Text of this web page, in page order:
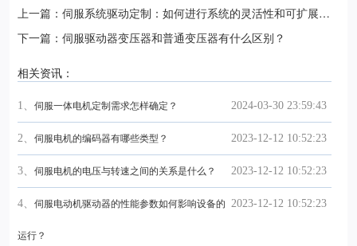
上一篇：伺服系统驱动定制：如何进行系统的灵活性和可扩展性
下一篇：伺服驱动器变压器和普通变压器有什么区别？
相关资讯：
2024-03-30 23:59:43
1、 伺服一体电机定制需求怎样确定？
2023-12-12 10:52:23
2、 伺服电机的编码器有哪些类型？
2023-12-12 10:52:23
3、 伺服电机的电压与转速之间的关系是什么？
2023-12-12 10:52:23
4、 伺服电动机驱动器的性能参数如何影响设备的
运行？